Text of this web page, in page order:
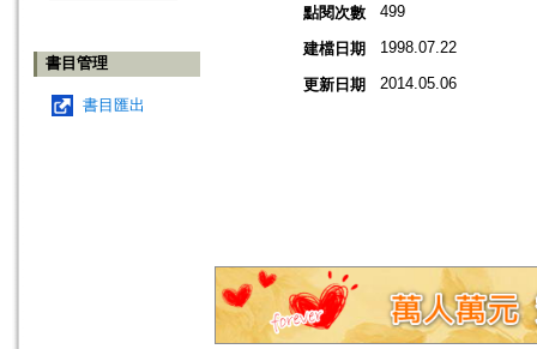
書目管理
書目匯出
點閱次數
499
建檔日期 1998.07.22
更新日期 2014.05.06